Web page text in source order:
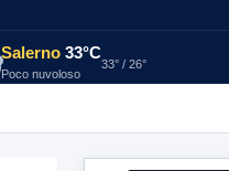
Salerno 33°C
Poco nuvoloso
33° / 26°